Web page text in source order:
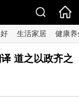
生活家居 健康养
道之以政齐之